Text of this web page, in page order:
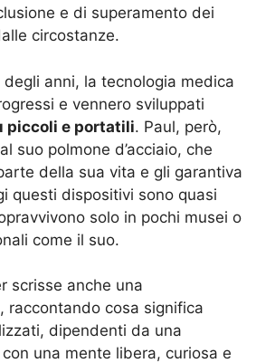
e di superamento dei
circostanze.
degli anni, la tecnologia medica
e vennero sviluppati
piccoli e portatili. Paul, però,
suo polmone d’acciaio, che
della sua vita e gli garantiva
questi dispositivi sono quasi
solo in pochi musei o
come il suo.
scrisse anche una
, raccontando cosa significa
dipendenti da una
una mente libera, curiosa e